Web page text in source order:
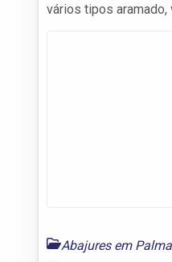
vários tipos aramado,
Abajures em